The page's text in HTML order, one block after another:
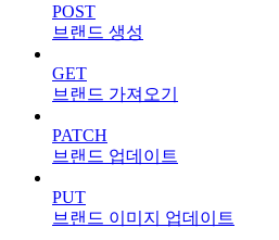
POST
브랜드 생성
GET
브랜드 가져오기
PATCH
브랜드 업데이트
PUT
브랜드 이미지 업데이트